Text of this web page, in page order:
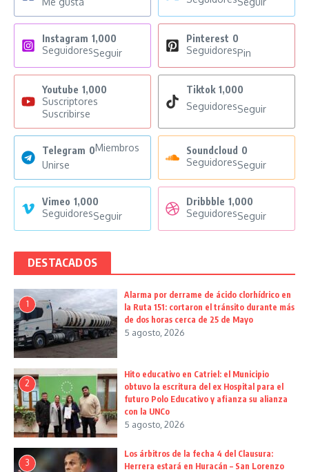
Instagram 1,000
SeguidoresSeguir
Pinterest 0
SeguidoresPin
Youtube 1,000
Suscriptores
Suscribirse
Tiktok 1,000
SeguidoresSeguir
Telegram 0Miembros
Unirse
Soundcloud 0
SeguidoresSeguir
Vimeo 1,000
SeguidoresSeguir
Dribbble 1,000
SeguidoresSeguir
DESTACADOS
1
Alarma por derrame de ácido clorhídrico en
la Ruta 151: cortaron el tránsito durante más
de dos horas cerca de 25 de Mayo
5 agosto, 2026
2
Hito educativo en Catriel: el Municipio
obtuvo la escritura del ex Hospital para el
futuro Polo Educativo y afianza su alianza
con la UNCo
5 agosto, 2026
3
Los árbitros de la fecha 4 del Clausura:
Herrera estará en Huracán – San Lorenzo